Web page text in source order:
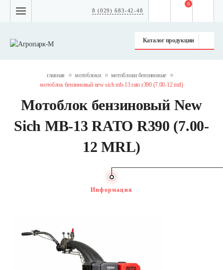
8 (029) 683-42-48
Каталог продукции
0
главная мотоблоки
мотоблоки бензиновые
мотоблок бензиновый new sich mb-13 rato r390 (7.00-12 mrl)
Мотоблок бензиновый New
Sich MB-13 RATO R390 (7.00-
12 MRL)
Информация